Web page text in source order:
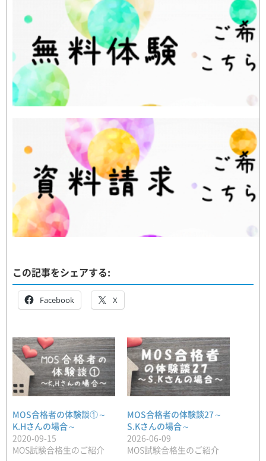
この記事をシェアする:
Facebook X
MOS合格者の体験談①～
K.Hさんの場合～
2020-09-15
MOS試験合格生のご紹介
MOS合格者の体験談27～
S.Kさんの場合～
2026-06-09
MOS試験合格生のご紹介